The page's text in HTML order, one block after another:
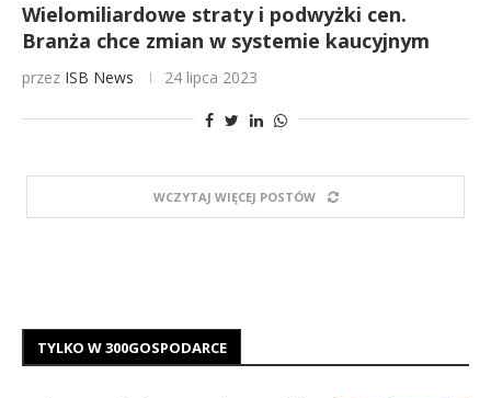
Wielomiliardowe straty i podwyżki cen.
Branża chce zmian w systemie kaucyjnym
przez ISB News 24 lipca 2023
WCZYTAJ WIĘCEJ POSTÓW
TYLKO W 300GOSPODARCE